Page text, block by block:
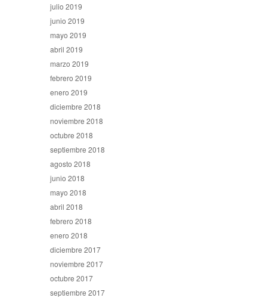
julio 2019
junio 2019
mayo 2019
abril 2019
marzo 2019
febrero 2019
enero 2019
diciembre 2018
noviembre 2018
octubre 2018
septiembre 2018
agosto 2018
junio 2018
mayo 2018
abril 2018
febrero 2018
enero 2018
diciembre 2017
noviembre 2017
octubre 2017
septiembre 2017